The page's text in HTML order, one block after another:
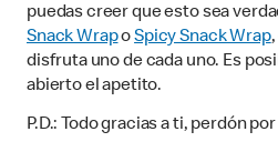
puedas creer que esto sea
Snack WrapoSpicy Snack Wrap
disfruta uno de cada uno. Es
abierto el apetito.
P.D.: Todo gracias a ti, perdón